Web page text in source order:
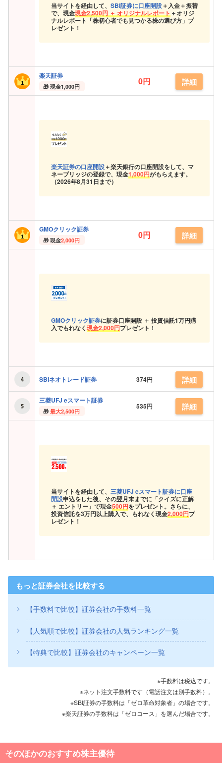
当サイトを経由して、 SBI証券に口座開設＋入金＋振替
で、現金現金2,500円 ＋ オリジナルレポート ＋オリジ
ナルレポート「株初心者でも見つかる株の選び方」プ
レゼント！
楽天証券
現金1,000円 0円 詳細
楽天証券の口座開設＋楽天銀行の口座開設をして、マ
ネーブリッジの登録で、現金1,000円がもらえます。
（2026年8月31日まで）
GMOクリック証券
現金2,000円 0円 詳細
GMOクリック証券に証券口座開設 ＋ 投資信託1万円購
入でもれなく現金2,000円プレゼント！
SBIネオトレード証券 374円 詳細
三菱UFJ eスマート証券
最大2,500円
535円 詳細
当サイトを経由して、 三菱UFJ eスマート証券に口座
開設申込をした後、その翌月末までに「クイズに正解
＋ エントリー」で現金500円をプレゼント。さらに、
投資信託を3万円以上購入で、もれなく現金2,000円プ
レゼント！
もっと証券会社を比較する
【手数料で比較】証券会社の手数料一覧
【人気順で比較】証券会社の人気ランキング一覧
【特典で比較】証券会社のキャンペーン一覧
※手数料は税込です。
※ネット注文手数料です（電話注文は別手数料）。
※SBI証券の手数料は「ゼロ革命対象者」の場合です。
※楽天証券の手数料は「ゼロコース」を選んだ場合です。
そのほかのおすすめ株主優待